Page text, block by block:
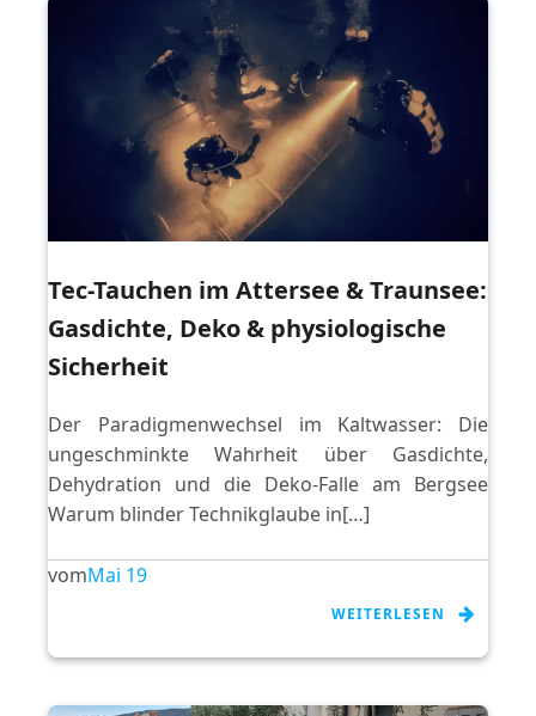
Tec-Tauchen im Attersee & Traunsee:
Gasdichte, Deko & physiologische
Sicherheit
Der Paradigmenwechsel im Kaltwasser: Die
ungeschminkte Wahrheit über Gasdichte,
Dehydration und die Deko-Falle am Bergsee
Warum blinder Technikglaube in[…]
vomMai 19
WEITERLESEN